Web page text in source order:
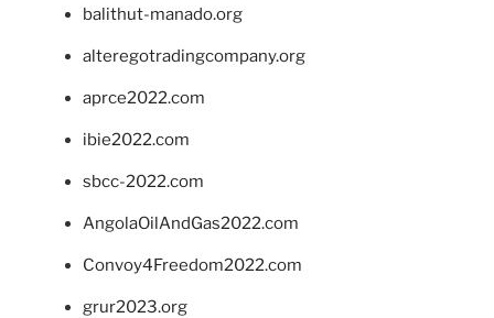
balithut-manado.org
alteregotradingcompany.org
aprce2022.com
ibie2022.com
sbcc-2022.com
AngolaOilAndGas2022.com
Convoy4Freedom2022.com
grur2023.org